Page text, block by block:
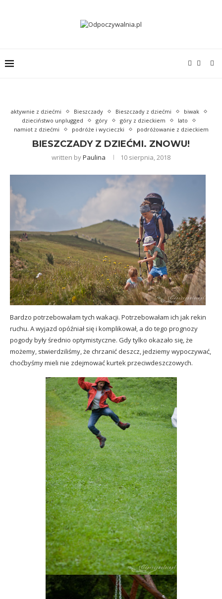
aktywnie z dziećmi Bieszczady Bieszczady z dziećmi
biwak
dzieciństwo unplugged
góry góry z dzieckiem
lato
namiot z dziećmi
podróże i wycieczki podróżowanie z dzieckiem
BIESZCZADY Z DZIEĆMI. ZNOWU!
written byPaulina 10 sierpnia, 2018
Bardzo potrzebowałam tych wakacji. Potrzebowałam ich jak rekin
ruchu. A wyjazd opóźniał się i komplikował, a do tego prognozy
pogody były średnio optymistyczne. Gdy tylko okazało się, że
możemy, stwierdziliśmy, że chrzanić deszcz, jedziemy wypoczywać,
choćbyśmy mieli nie zdejmować kurtek przeciwdeszczowych.